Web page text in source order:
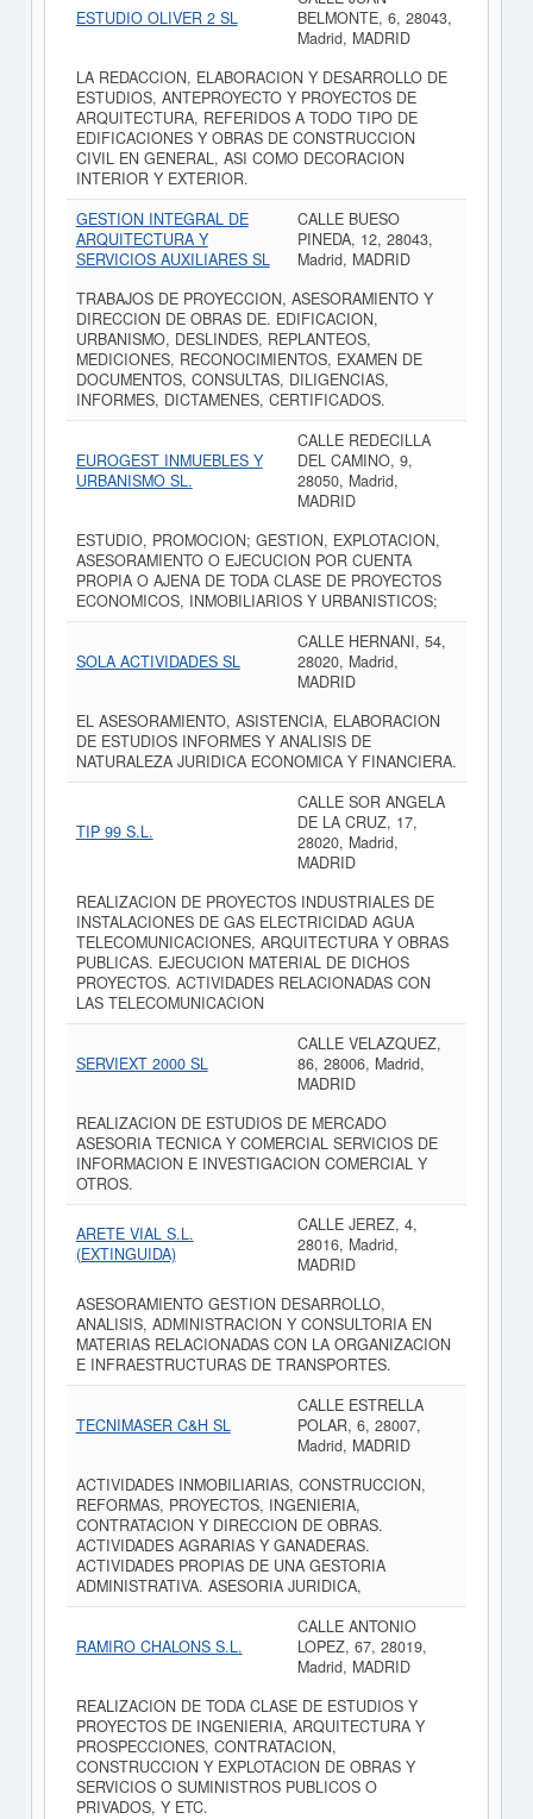
ESTUDIO OLIVER 2 SL
BELMONTE, 6, 28043,
Madrid, MADRID
LA REDACCION, ELABORACION Y DESARROLLO DE
ESTUDIOS, ANTEPROYECTO Y PROYECTOS DE
ARQUITECTURA, REFERIDOS A TODO TIPO DE
EDIFICACIONES Y OBRAS DE CONSTRUCCION
CIVIL EN GENERAL, ASI COMO DECORACION
INTERIOR Y EXTERIOR.
GESTION INTEGRAL DE
ARQUITECTURA Y
SERVICIOS AUXILIARES SL
CALLE BUESO
PINEDA, 12, 28043,
Madrid, MADRID
TRABAJOS DE PROYECCION, ASESORAMIENTO Y
DIRECCION DE OBRAS DE. EDIFICACION,
URBANISMO, DESLINDES, REPLANTEOS,
MEDICIONES, RECONOCIMIENTOS, EXAMEN DE
DOCUMENTOS, CONSULTAS, DILIGENCIAS,
INFORMES, DICTAMENES, CERTIFICADOS.
EUROGEST INMUEBLES Y
URBANISMO SL.
CALLE REDECILLA
DEL CAMINO, 9,
28050, Madrid,
MADRID
ESTUDIO, PROMOCION; GESTION, EXPLOTACION,
ASESORAMIENTO O EJECUCION POR CUENTA
PROPIA O AJENA DE TODA CLASE DE PROYECTOS
ECONOMICOS, INMOBILIARIOS Y URBANISTICOS;
SOLA ACTIVIDADES SL
CALLE HERNANI, 54,
28020, Madrid,
MADRID
EL ASESORAMIENTO, ASISTENCIA, ELABORACION
DE ESTUDIOS INFORMES Y ANALISIS DE
NATURALEZA JURIDICA ECONOMICA Y FINANCIERA.
TIP 99 S.L.
CALLE SOR ANGELA
DE LA CRUZ, 17,
28020, Madrid,
MADRID
REALIZACION DE PROYECTOS INDUSTRIALES DE
INSTALACIONES DE GAS ELECTRICIDAD AGUA
TELECOMUNICACIONES, ARQUITECTURA Y OBRAS
PUBLICAS. EJECUCION MATERIAL DE DICHOS
PROYECTOS. ACTIVIDADES RELACIONADAS CON
LAS TELECOMUNICACION
SERVIEXT 2000 SL
CALLE VELAZQUEZ,
86, 28006, Madrid,
MADRID
REALIZACION DE ESTUDIOS DE MERCADO
ASESORIA TECNICA Y COMERCIAL SERVICIOS DE
INFORMACION E INVESTIGACION COMERCIAL Y
OTROS.
ARETE VIAL S.L.
(EXTINGUIDA)
CALLE JEREZ, 4,
28016, Madrid,
MADRID
ASESORAMIENTO GESTION DESARROLLO,
ANALISIS, ADMINISTRACION Y CONSULTORIA EN
MATERIAS RELACIONADAS CON LA ORGANIZACION
E INFRAESTRUCTURAS DE TRANSPORTES.
TECNIMASER C&H SL
CALLE ESTRELLA
POLAR, 6, 28007,
Madrid, MADRID
ACTIVIDADES INMOBILIARIAS, CONSTRUCCION,
REFORMAS, PROYECTOS, INGENIERIA,
CONTRATACION Y DIRECCION DE OBRAS.
ACTIVIDADES AGRARIAS Y GANADERAS.
ACTIVIDADES PROPIAS DE UNA GESTORIA
ADMINISTRATIVA. ASESORIA JURIDICA,
RAMIRO CHALONS S.L.
CALLE ANTONIO
LOPEZ, 67, 28019,
Madrid, MADRID
REALIZACION DE TODA CLASE DE ESTUDIOS Y
PROYECTOS DE INGENIERIA, ARQUITECTURA Y
PROSPECCIONES, CONTRATACION,
CONSTRUCCION Y EXPLOTACION DE OBRAS Y
SERVICIOS O SUMINISTROS PUBLICOS O
PRIVADOS, Y ETC.